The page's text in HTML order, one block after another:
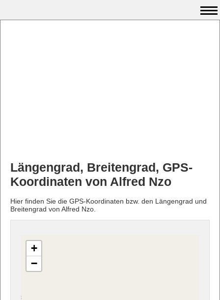
Längengrad, Breitengrad, GPS-
Koordinaten von Alfred Nzo
Hier finden Sie die GPS-Koordinaten bzw. den Längengrad und
Breitengrad von Alfred Nzo.
+
−